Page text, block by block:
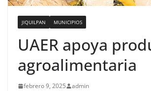
JIQUILPAN MUNICIPIOS
UAER apoya
agroalimentaria
febrero 9, 2025 admin